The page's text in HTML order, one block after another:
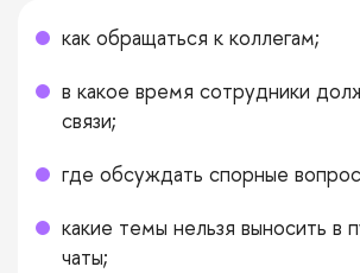
как обращаться к коллегам;
в какое время сотрудники
связи;
где обсуждать спорные
какие темы нельзя выносить в
чаты;